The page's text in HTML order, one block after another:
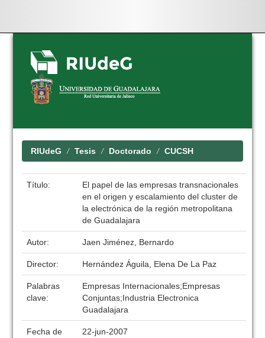
Skip
navigation
RIUdeG Tesis Doctorado CUCSH
Título:
El papel de las empresas transnacionales
en el origen y escalamiento del cluster de
la electrónica de la región metropolitana
de Guadalajara
Autor: Jaen Jiménez, Bernardo
Director: Hernández Águila, Elena De La Paz
Palabras
clave:
Empresas Internacionales;Empresas
Conjuntas;Industria Electronica
Guadalajara
Fecha de
22-jun-2007